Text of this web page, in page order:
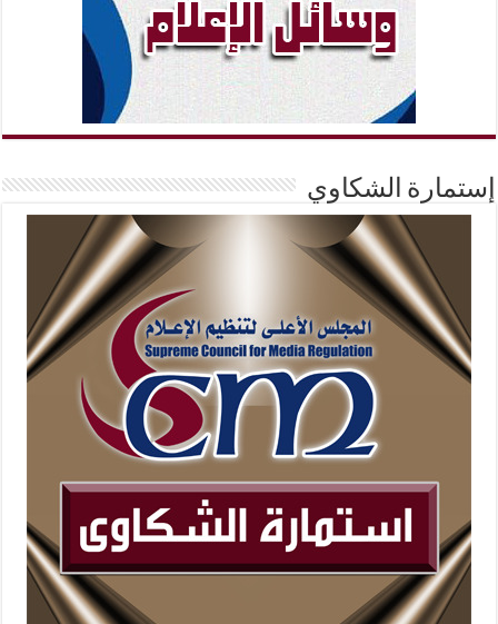
إستمارة الشكاوي